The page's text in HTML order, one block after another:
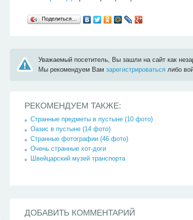
Поделиться…
Уважаемый посетитель, Вы зашли на сайт как
Мы рекомендуем Вамзарегистрироваться либо
РЕКОМЕНДУЕМ ТАКЖЕ:
Странные предметы в пустыне (10 фото)
Оазис в пустыне (14 фото)
Странные фотографии (46 фото)
Очень странные хот-доги
Швейцарский музей транспорта
ДОБАВИТЬ КОММЕНТАРИЙ